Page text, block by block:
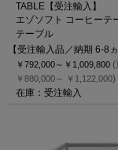
TABLE【受注輸入】
エゾソフト コーヒーテ
テーブル
【受注輸入品／納期 6-8ヵ
￥792,000～ ￥1,009,800 (
￥880,000～ ￥1,122,000)
在庫：受注輸入